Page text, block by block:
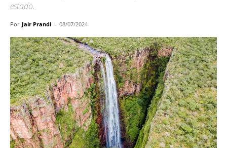
estado.
Por Jair Prandi - 08/07/2024